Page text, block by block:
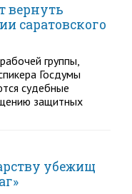
вернуть
саратовского
группы,
Госдумы
судебные
защитных
убежищ